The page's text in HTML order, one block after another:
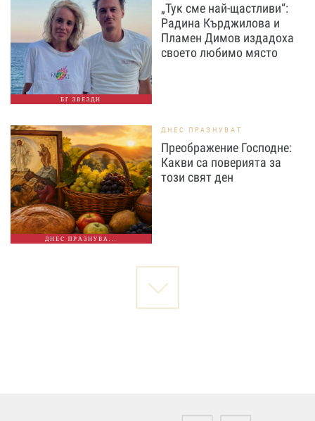
БГ ЗВЕЗДИ
„Тук сме най-щастливи“:
Радина Кърджилова и
Пламен Димов издадоха
своето любимо място
ДНЕС ПРАЗНУВА...
ДНЕС ПРАЗНУВАТ
Преображение Господне:
Какви са поверията за
този свят ден